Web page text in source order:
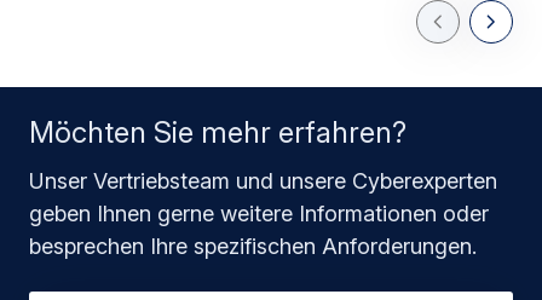
PreviousNext
Möchten Sie mehr erfahren?
Unser Vertriebsteam und unsere Cyberexperten
geben Ihnen gerne weitere Informationen oder
besprechen Ihre spezifischen Anforderungen.